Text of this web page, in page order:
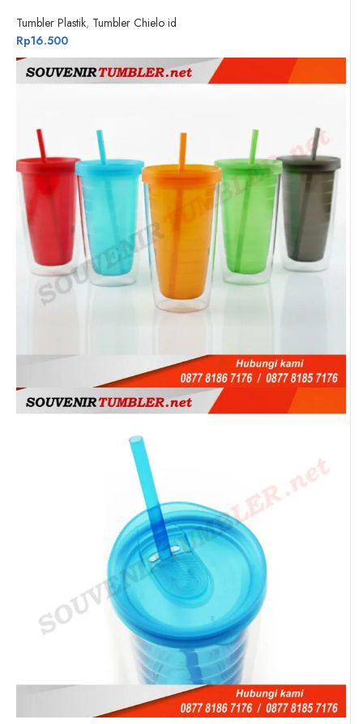
Tumbler Plastik, Tumbler Chielo id
Rp16.500